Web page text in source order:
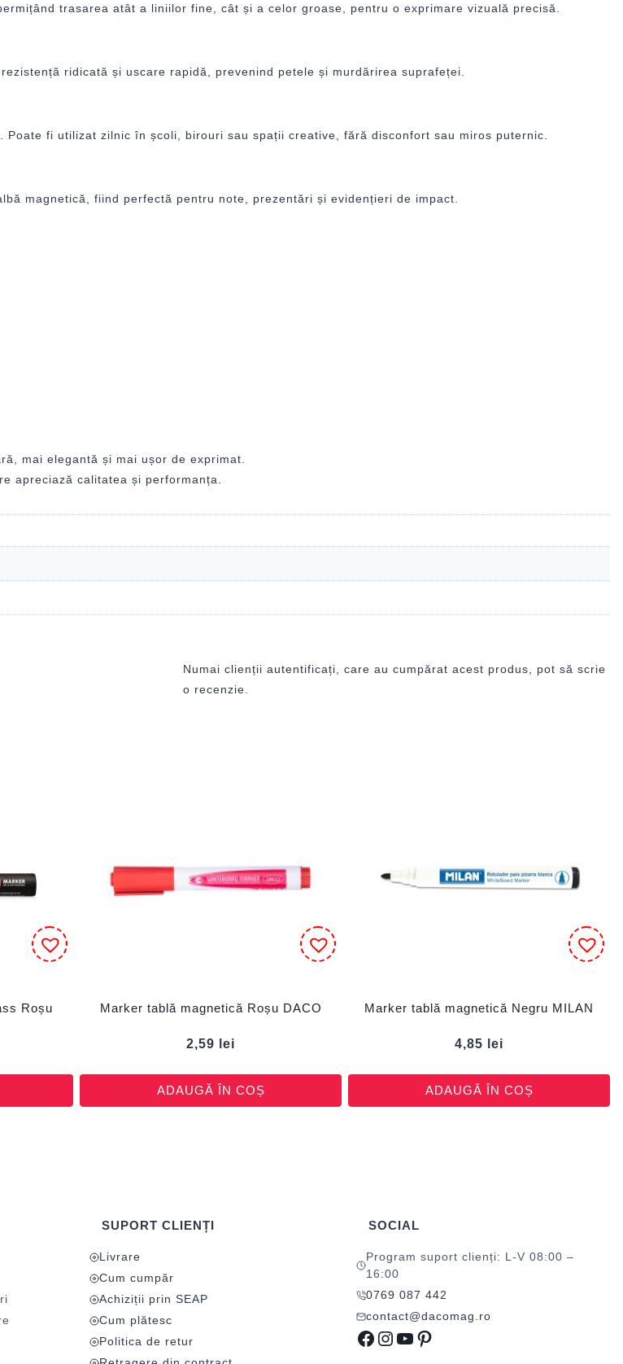
trasarea atât a liniilor fine, cât și a celor groase, pentru o exprimare vizuală precisă.
ridicată și uscare rapidă, prevenind petele și murdărirea suprafeței.
fi utilizat zilnic în școli, birouri sau spații creative, fără disconfort sau miros puternic.
magnetică, fiind perfectă pentru note, prezentări și evidențieri de impact.
mai elegantă și mai ușor de exprimat.
apreciază calitatea și performanța.
Numai clienții autentificați, care au cumpărat acest produs, pot să scrie
o recenzie.
Roșu
Marker tablă magnetică Roșu DACO
2,59 lei
ADAUGĂ ÎN COȘ
Marker tablă magnetică Negru MILAN
4,85 lei
ADAUGĂ ÎN COȘ
SUPORT CLIENȚI
Livrare
Cum cumpăr
Achiziții prin SEAP
Cum plătesc
Politica de retur
SOCIAL
Program suport clienți: L-V 08:00 –
16:00
0769 087 442
contact@dacomag.ro
Facebook
Instagram
YouTube
Pinterest